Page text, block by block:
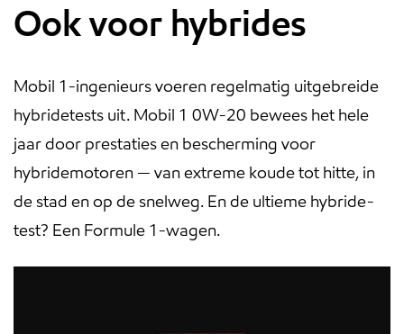
Ook voor hybrides
Mobil 1-ingenieurs voeren regelmatig uitgebreide
hybridetests uit. Mobil 1 0W-20 bewees het hele
jaar door prestaties en bescherming voor
hybridemotoren — van extreme koude tot hitte, in
de stad en op de snelweg. En de ultieme hybride-
test? Een Formule 1-wagen.